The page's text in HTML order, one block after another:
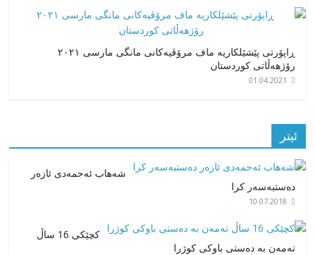
ڕاپۆرتی پێشێلکاریە ماف مرۆڤیەکانی مانگی مارسی ٢٠٢١
رۆژهەڵاتی کوردستان
01.04.2021
ئیتر
شەهاب ئەحمەدی ئازەر
دەستبەسەر کرا
10.07.2018
کچێکی 16 ساڵ
تەمەن بە دەستی باوکی کوژرا